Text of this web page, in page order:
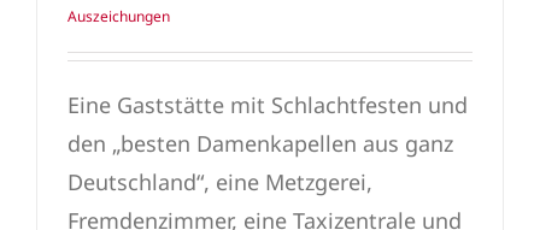
Auszeichungen
Eine Gaststätte mit Schlachtfesten und
den „besten Damenkapellen aus ganz
Deutschland“, eine Metzgerei,
Fremdenzimmer, eine Taxizentrale und